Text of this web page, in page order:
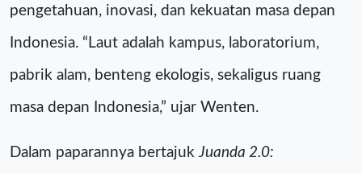
pengetahuan, inovasi, dan kekuatan masa depan
Indonesia. “Laut adalah kampus, laboratorium,
pabrik alam, benteng ekologis, sekaligus ruang
masa depan Indonesia,” ujar Wenten.
Dalam paparannya bertajuk Juanda 2.0: